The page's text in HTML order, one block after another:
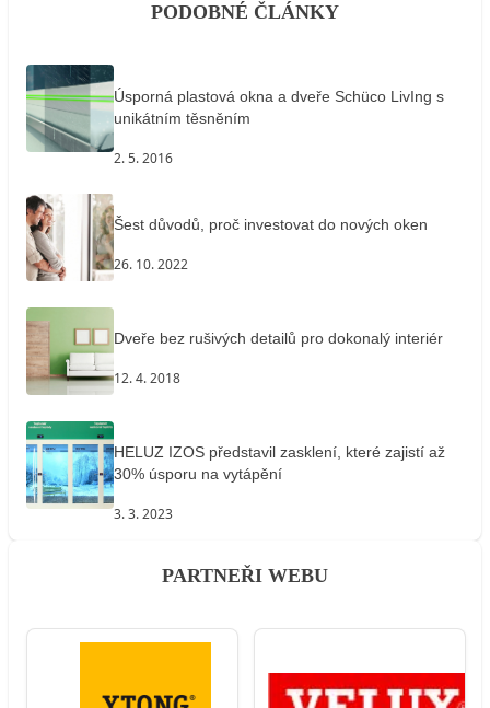
PODOBNÉ ČLÁNKY
Úsporná plastová okna a dveře Schüco LivIng s
unikátním těsněním
2. 5. 2016
Šest důvodů, proč investovat do nových oken
26. 10. 2022
Dveře bez rušivých detailů pro dokonalý interiér
12. 4. 2018
HELUZ IZOS představil zasklení, které zajistí až
30% úsporu na vytápění
3. 3. 2023
PARTNEŘI WEBU